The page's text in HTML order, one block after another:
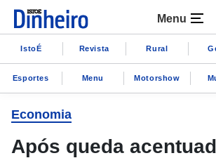
Menu
IstoÉ Revista Rural
Esportes Menu Motorshow
Economia
Após queda